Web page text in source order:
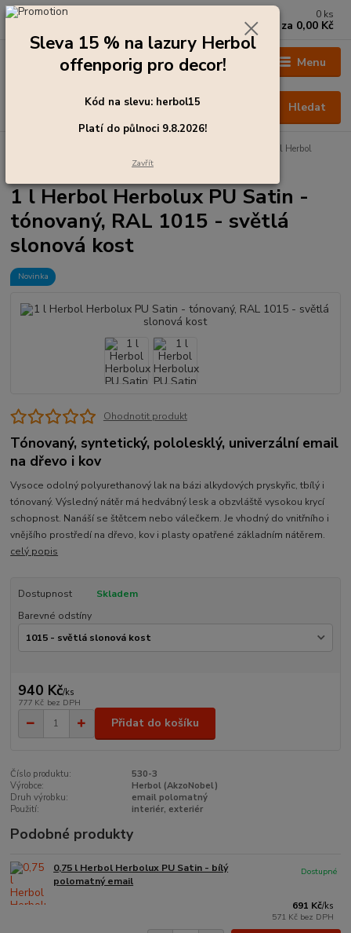
Menu
Hledat
+420 273 136 255
0 ks
za 0,00 Kč
1 l Herbol
Herbolux PU Satin - tónovaný, RAL 1015 - světlá slonová kost
1 l Herbol Herbolux PU Satin -
tónovaný, RAL 1015 - světlá
slonová kost
Novinka
Ohodnotit produkt
Tónovaný, syntetický, pololesklý, univerzální email
na dřevo i kov
Vysoce odolný polyurethanový lak na bázi alkydových pryskyřic, tbílý i
tónovaný. Výsledný nátěr má hedvábný lesk a obzvláště vysokou krycí
schopnost. Nanáší se štětcem nebo válečkem. Je vhodný do vnitřního i
vnějšího prostředí na dřevo, kov i plasty opatřené základním nátěrem.
celý popis
Dostupnost
Skladem
Barevné odstíny
940 Kč/ks
777 Kč bez DPH
Přidat do košíku
Číslo produktu:
530-3
Výrobce:
Herbol (AkzoNobel)
Druh výrobku:
email polomatný
Použití:
interiér, exteriér
Podobné produkty
0,75 l Herbol Herbolux PU Satin - bílý
polomatný email
691 Kč/ks
571 Kč bez DPH
Dostupné
Sleva 15 % na lazury Herbol
offenporig pro decor!
Kód na slevu: herbol15
Platí do půlnoci 9.8.2026!
Zavřít